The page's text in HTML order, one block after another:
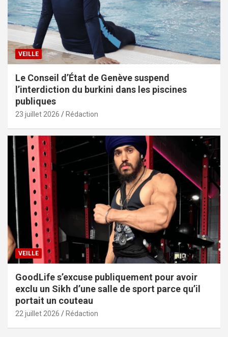
VEILLE
Le Conseil d’État de Genève suspend
l’interdiction du burkini dans les piscines
publiques
23 juillet 2026 Rédaction
VEILLE
GoodLife s’excuse publiquement pour avoir
exclu un Sikh d’une salle de sport parce qu’il
portait un couteau
22 juillet 2026 Rédaction